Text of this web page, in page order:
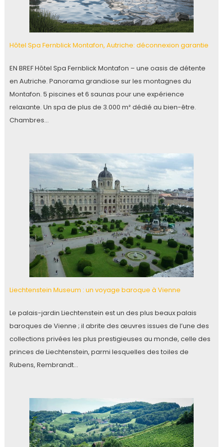
Hôtel Spa Fernblick Montafon, Autriche: déconnexion garantie
EN BREF Hôtel Spa Fernblick Montafon – une oasis de détente
en Autriche. Panorama grandiose sur les montagnes du
Montafon. 5 piscines et 6 saunas pour une expérience
relaxante. Un spa de plus de 3.000 m² dédié au bien-être.
Chambres…
Liechtenstein Museum : un voyage baroque à Vienne
Le palais-jardin Liechtenstein est un des plus beaux palais
baroques de Vienne ; il abrite des œuvres issues de l’une des
collections privées les plus prestigieuses au monde, celle des
princes de Liechtenstein, parmi lesquelles des toiles de
Rubens, Rembrandt…